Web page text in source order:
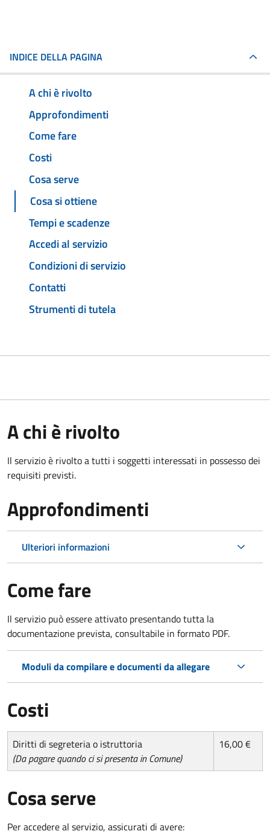
INDICE DELLA PAGINA
A chi è rivolto
Approfondimenti
Come fare
Costi
Cosa serve
Cosa si ottiene
Tempi e scadenze
Accedi al servizio
Condizioni di servizio
Contatti
Strumenti di tutela
A chi è rivolto
Il servizio è rivolto a tutti i soggetti interessati in possesso dei
requisiti previsti.
Approfondimenti
Ulteriori informazioni
Come fare
Il servizio può essere attivato presentando tutta la
documentazione prevista, consultabile in formato PDF.
Moduli da compilare e documenti da allegare
Costi
Diritti di segreteria o istruttoria
(Da pagare quando ci si presenta in Comune)
16,00 €
Cosa serve
Per accedere al servizio, assicurati di avere: